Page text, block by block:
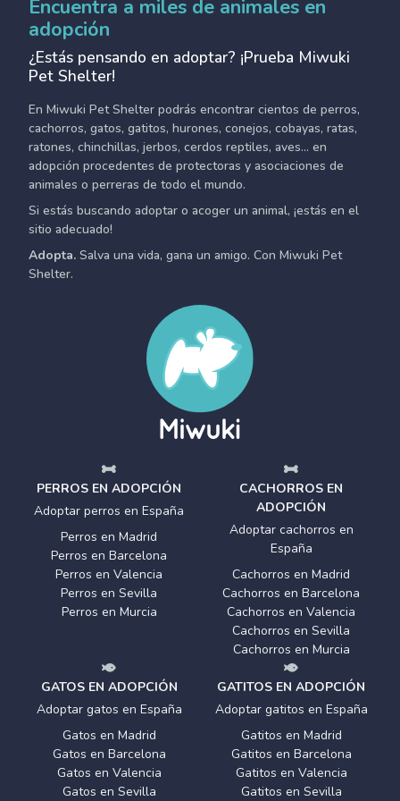
Encuentra a miles de animales en
adopción
¿Estás pensando en adoptar? ¡Prueba Miwuki
Pet Shelter!
En Miwuki Pet Shelter podrás encontrar cientos de perros,
cachorros, gatos, gatitos, hurones, conejos, cobayas, ratas,
ratones, chinchillas, jerbos, cerdos reptiles, aves... en
adopción procedentes de protectoras y asociaciones de
animales o perreras de todo el mundo.
Si estás buscando adoptar o acoger un animal, ¡estás en el
sitio adecuado!
Adopta. Salva una vida, gana un amigo. Con Miwuki Pet
Shelter.
PERROS EN ADOPCIÓN
Adoptar perros en España
Perros en Madrid
Perros en Barcelona
Perros en Valencia
Perros en Sevilla
Perros en Murcia
CACHORROS EN
ADOPCIÓN
Adoptar cachorros en
España
Cachorros en Madrid
Cachorros en Barcelona
Cachorros en Valencia
Cachorros en Sevilla
Cachorros en Murcia
GATOS EN ADOPCIÓN
Adoptar gatos en España
Gatos en Madrid
Gatos en Barcelona
Gatos en Valencia
Gatos en Sevilla
GATITOS EN ADOPCIÓN
Adoptar gatitos en España
Gatitos en Madrid
Gatitos en Barcelona
Gatitos en Valencia
Gatitos en Sevilla